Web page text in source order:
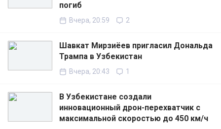
погиб
Вчера, 20:59 2
Шавкат Мирзиёев пригласил Дональда
Трампа в Узбекистан
Вчера, 20:43 1
В Узбекистане создали
инновационный дрон-перехватчик с
максимальной скоростью до 450 км/ч